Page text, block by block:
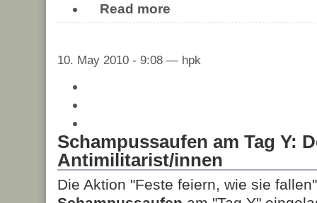
Read more
10. May 2010 - 9:08 — hpk
Schampussaufen am Tag Y:
Antimilitarist/innen
Die Aktion "Feste feiern, wie sie